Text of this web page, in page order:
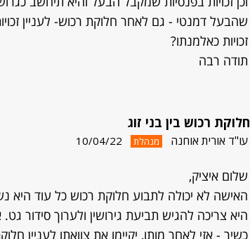
שהבעל דמנטי - גם לאחר חלוקת רכוש- לעניין
זכויות כאלמנתו?
תודה רבה
חלוקת רכוש בין בני זוג
עו"ד אורית אוחנה מנהלת 10/04/22
שלום איציק,
האישה לא יכולה לתבוע חלוקת רכוש כל עוד
היא צריכה להגיש תביעת גירושין ולערוך סידור
כשיר - אזי לאחר מותו, יקיימו את צוואתו לעניין